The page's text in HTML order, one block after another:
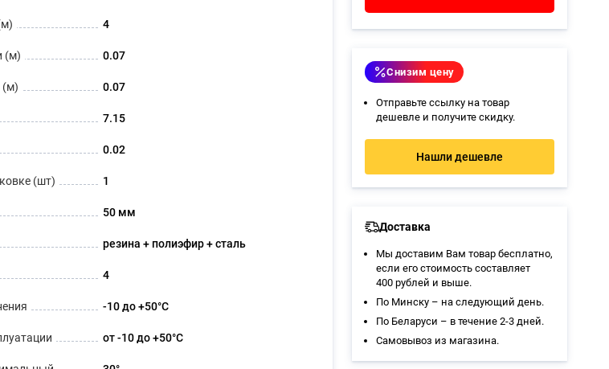
4
(м) 0.07
(м) 0.07
7.15
0.02
(шт) 1
50 мм
резина + полиэфир + сталь
4
-10 до +50°С
от -10 до +50°С
Снизим цену
Отправьте ссылку на товар
дешевле и получите скидку.
Нашли дешевле
Доставка
Мы доставим Вам товар бесплатно,
если его стоимость составляет
400 рублей и выше.
По Минску – на следующий день.
По Беларуси – в течение 2-3 дней.
Самовывоз из магазина.